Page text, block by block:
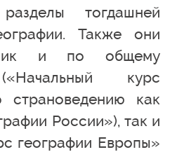
тогдашней
Также они
и по общему
курс
как
России»), так и
географии Европы»